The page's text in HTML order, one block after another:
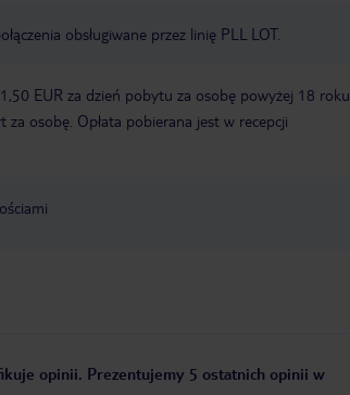
obsługiwane przez linię PLL LOT.
EUR za dzień pobytu za osobę powyżej 18 roku
za osobę. Opłata pobierana jest w recepcji
opinii. Prezentujemy 5 ostatnich opinii w